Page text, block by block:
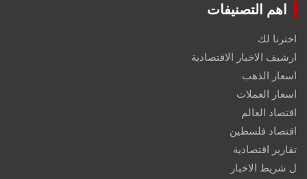
اهم التصنيفات
اخترنا لك
ارشيف الاخبار الاقتصادية
اسعار الذهب
اسعار العملات
اقتصاد العالم
اقتصاد فلسطين
تقارير اقتصادية
ل شريط الاخبار